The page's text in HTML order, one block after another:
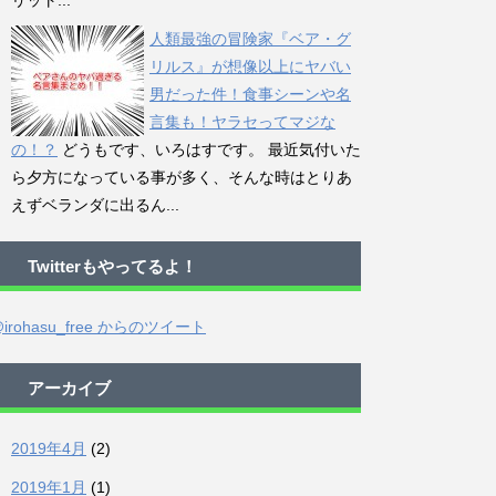
人類最強の冒険家『ベア・グ
リルス』が想像以上にヤバい
男だった件！食事シーンや名
言集も！ヤラセってマジな
の！？ どうもです、いろはすです。 最近気付いた
ら夕方になっている事が多く、そんな時はとりあ
えずベランダに出るん...
Twitterもやってるよ！
からのツイート
アーカイブ
2019年4月 (2)
2019年1月 (1)